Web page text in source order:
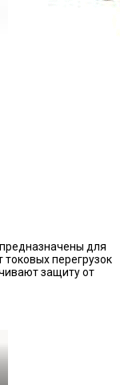
для
перегрузок
защиту от